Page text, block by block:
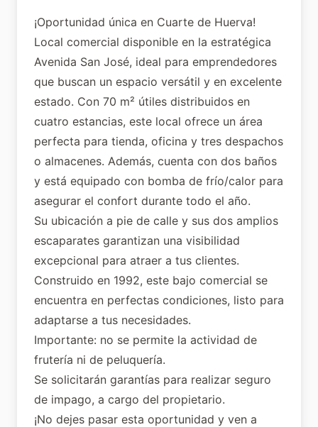
¡Oportunidad única en Cuarte de Huerva!
Local comercial disponible en la estratégica
Avenida San José, ideal para emprendedores
que buscan un espacio versátil y en excelente
estado. Con 70 m² útiles distribuidos en
cuatro estancias, este local ofrece un área
perfecta para tienda, oficina y tres despachos
o almacenes. Además, cuenta con dos baños
y está equipado con bomba de frío/calor para
asegurar el confort durante todo el año.
Su ubicación a pie de calle y sus dos amplios
escaparates garantizan una visibilidad
excepcional para atraer a tus clientes.
Construido en 1992, este bajo comercial se
encuentra en perfectas condiciones, listo para
adaptarse a tus necesidades.
Importante: no se permite la actividad de
frutería ni de peluquería.
Se solicitarán garantías para realizar seguro
de impago, a cargo del propietario.
¡No dejes pasar esta oportunidad y ven a